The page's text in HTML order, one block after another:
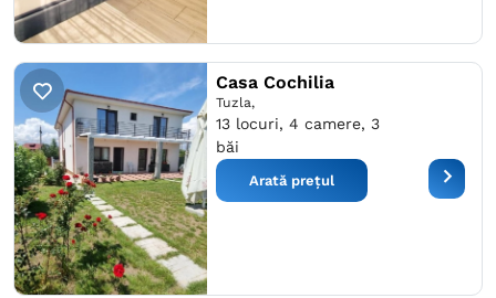
Casa Cochilia
Tuzla,
13 locuri, 4 camere, 3
băi
Arată prețul